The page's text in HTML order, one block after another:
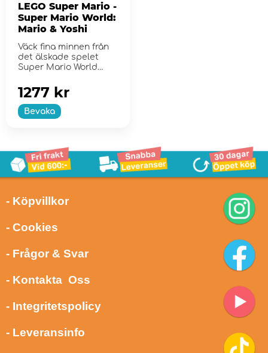
LEGO Super Mario -
Super Mario World:
Mario & Yoshi
Väck fina minnen från
det älskade spelet
Super Mario World
Bevaka
1277 kr
- Köpvillkor
- Cookies
- Frågor & Svar
- Kontakta Oss
- Integritetspolicy
- Leveransinfo